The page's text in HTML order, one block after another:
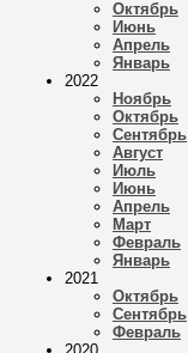
Октябрь
Июнь
Апрель
Январь
2022
Ноябрь
Октябрь
Сентябрь
Август
Июль
Июнь
Апрель
Март
Февраль
Январь
2021
Октябрь
Сентябрь
Февраль